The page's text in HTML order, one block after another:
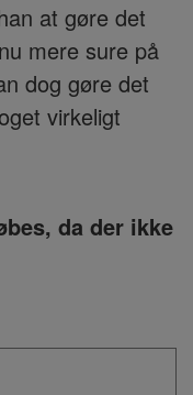
at gøre det
mere sure på
dog gøre det
virkeligt
da der ikke